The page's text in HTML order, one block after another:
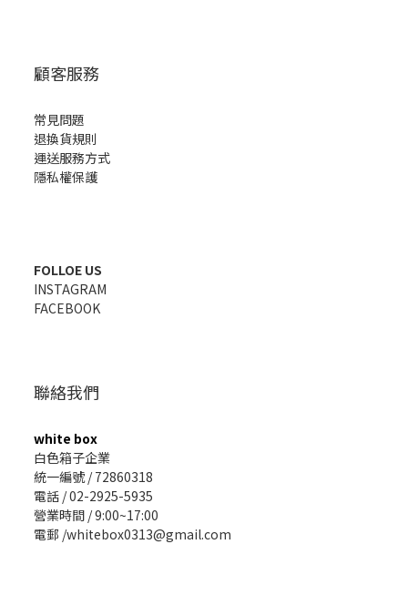
顧客服務
常見問題
退換貨規則
運送服務方式
隱私權保護
FOLLOE US
INSTAGRAM
FACEBOOK
聯絡我們
white box
白色箱子企業
統一編號 / 72860318
電話 / 02-2925-5935
營業時間 / 9:00~17:00
電郵 /whitebox0313@gmail.com